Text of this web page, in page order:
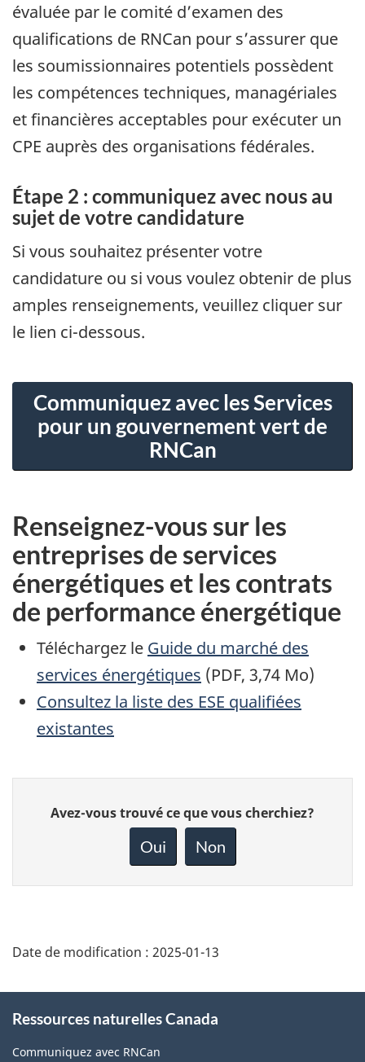
évaluée par le comité d’examen des
qualifications de RNCan pour s’assurer que
les soumissionnaires potentiels possèdent
les compétences techniques, managériales
et financières acceptables pour exécuter un
CPE auprès des organisations fédérales.
Étape 2 : communiquez avec nous au
sujet de votre candidature
Si vous souhaitez présenter votre
candidature ou si vous voulez obtenir de plus
amples renseignements, veuillez cliquer sur
le lien ci-dessous.
Communiquez avec les Services
pour un gouvernement vert de
RNCan
Renseignez-vous sur les
entreprises de services
énergétiques et les contrats
de performance énergétique
Téléchargez le Guide du marché des
services énergétiques (PDF, 3,74 Mo)
Consultez la liste des ESE qualifiées
existantes
Donnez
votre
page
Avez-vous trouvé ce que vous cherchiez?
Oui Non
Date de modification : 2025-01-13
this
site
Ressources naturelles Canada
Communiquez avec RNCan